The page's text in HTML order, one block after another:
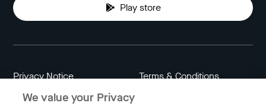
Play store
Privacy Notice Terms & Conditions
Data Attribution
We value your Privacy